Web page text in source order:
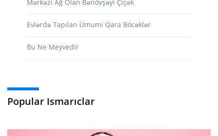
Mərkəzi Ağ Olan Bənövşəyi Çiçək
Evlərdə Tapılan Ümumi Qara Böcəklər
Bu Ne Meyvedir
Popular Ismarıclar